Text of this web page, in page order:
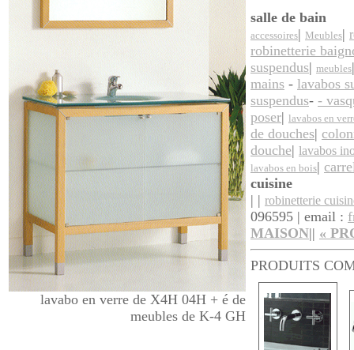
lavabo en verre de X4H 04H + é de
meubles de K-4 GH
salle de bain
accessoires| Meubles|
robinetterie
suspendus| meubles
mains - lavabos
suspendus- -
poser| lavabos en
de douches|
douche| lavabos
lavabos en bois|
cuisine
| | robinetterie
096595 | email :
MAISON|| «
PRODUITS